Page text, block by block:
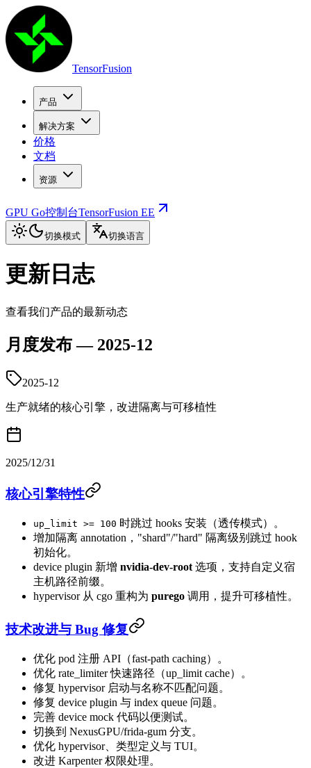
TensorFusion
产品
解决方案
价格
文档
资源
GPU Go控制台TensorFusion EE
切换模式 切换语言
更新日志
查看我们产品的最新动态
月度发布 — 2025-12
2025-12
生产就绪的核心引擎，改进隔离与可移植性
2025/12/31
核心引擎特性
up_limit >= 100 时跳过 hooks 安装（透传模式）。
增加隔离 annotation，"shard"/"hard" 隔离级别跳过 hook
初始化。
device plugin 新增 nvidia-dev-root 选项，支持自定义宿
主机路径前缀。
hypervisor 从 cgo 重构为 purego 调用，提升可移植性。
技术改进与 Bug 修复
优化 pod 注册 API（fast-path caching）。
优化 rate_limiter 快速路径（up_limit cache）。
修复 hypervisor 启动与名称不匹配问题。
修复 device plugin 与 index queue 问题。
完善 device mock 代码以便测试。
切换到 NexusGPU/frida-gum 分支。
优化 hypervisor、类型定义与 TUI。
改进 Karpenter 权限处理。